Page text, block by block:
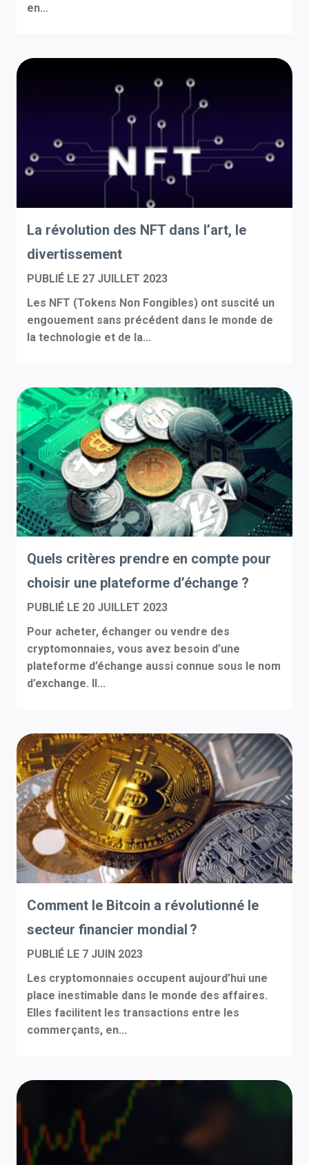
en...
La révolution des NFT dans l’art, le
divertissement
PUBLIÉ LE 27 JUILLET 2023
Les NFT (Tokens Non Fongibles) ont suscité un
engouement sans précédent dans le monde de
la technologie et de la...
Quels critères prendre en compte pour
choisir une plateforme d’échange ?
PUBLIÉ LE 20 JUILLET 2023
Pour acheter, échanger ou vendre des
cryptomonnaies, vous avez besoin d’une
plateforme d’échange aussi connue sous le nom
d’exchange. Il...
Comment le Bitcoin a révolutionné le
secteur financier mondial ?
PUBLIÉ LE 7 JUIN 2023
Les cryptomonnaies occupent aujourd’hui une
place inestimable dans le monde des affaires.
Elles facilitent les transactions entre les
commerçants, en...